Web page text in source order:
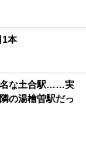
1本
名な土合駅……実
の湯檜曽駅だっ